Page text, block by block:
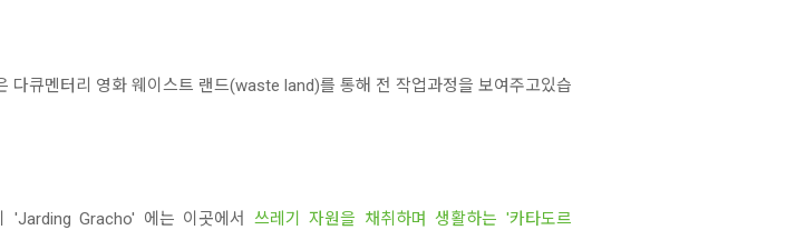
다큐멘터리 영화 웨이스트 랜드(waste land)를 통해 전 작업과정을 보여주고있습
'Jarding Gracho' 에는 이곳에서 쓰레기 자원을 채취하며 생활하는 '카타도르